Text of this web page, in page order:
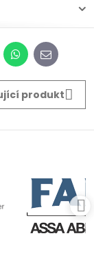
WhatsApp
E-
mail
produkt